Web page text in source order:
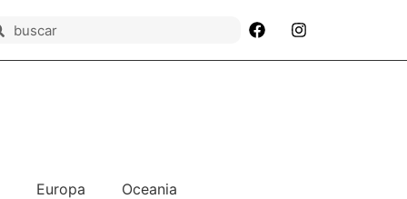
Europa Oceania